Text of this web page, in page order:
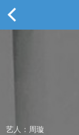
艺人：周璇